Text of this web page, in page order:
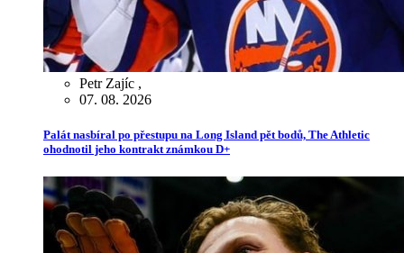
Petr Zajíc ,
07. 08. 2026
Palát nasbíral po přestupu na Long Island pět bodů, The Athletic
ohodnotil jeho kontrakt známkou D+